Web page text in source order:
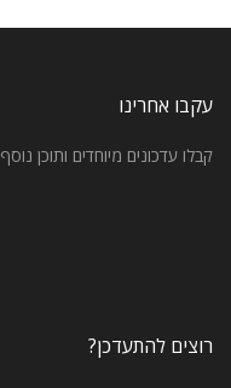
עקבו אחרינו
קבלו עדכונים מיוחדים ותוכן נוסף
רוצים להתעדכן?